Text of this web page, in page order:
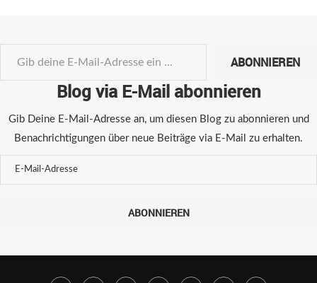
ABONNIEREN
Blog via E-Mail abonnieren
Gib Deine E-Mail-Adresse an, um diesen Blog zu abonnieren und
Benachrichtigungen über neue Beiträge via E-Mail zu erhalten.
ABONNIEREN